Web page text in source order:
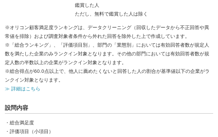
鑑賞した人
ただし、無料で鑑賞した人は除く
※オリコン顧客満足度ランキングは、データクリーニング（回収したデータから不正回答や異
常値を排除）および調査対象者条件から外れた回答を除外した上で作成しています。
※「総合ランキング」、「評価項目別」、部門の「業態別」においては有効回答者数が規定人
数を満たした企業のみランクイン対象となります。その他の部門においては有効回答者数が規
定人数の半数以上の企業がランクイン対象となります。
※総合得点が60.0点以上で、他人に薦めたくないと回答した人の割合が基準値以下の企業がラ
ンクイン対象となります。
≫ 詳細はこちら
設問内容
・総合満足度
・評価項目（小項目）